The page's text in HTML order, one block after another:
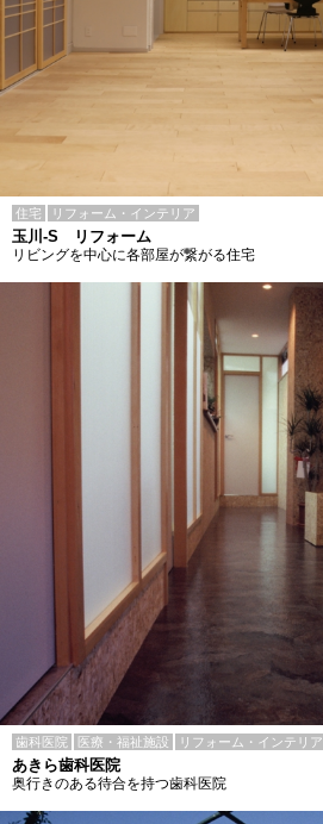
住宅 リフォーム・インテリア
玉川-S リフォーム
リビングを中心に各部屋が繋がる住宅
歯科医院 医療・福祉施設 リフォーム・インテリア
あきら歯科医院
奥行きのある待合を持つ歯科医院